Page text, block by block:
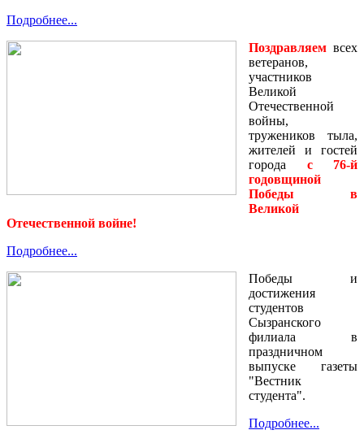
Подробнее...
Поздравляем всех
ветеранов,
участников
Великой
Отечественной
войны,
тружеников тыла,
жителей и гостей
города с 76-й
годовщиной
Победы в
Великой
Отечественной войне!
Подробнее...
Победы и
достижения
студентов
Сызранского
филиала в
праздничном
выпуске газеты
"Вестник
студента".
Подробнее...